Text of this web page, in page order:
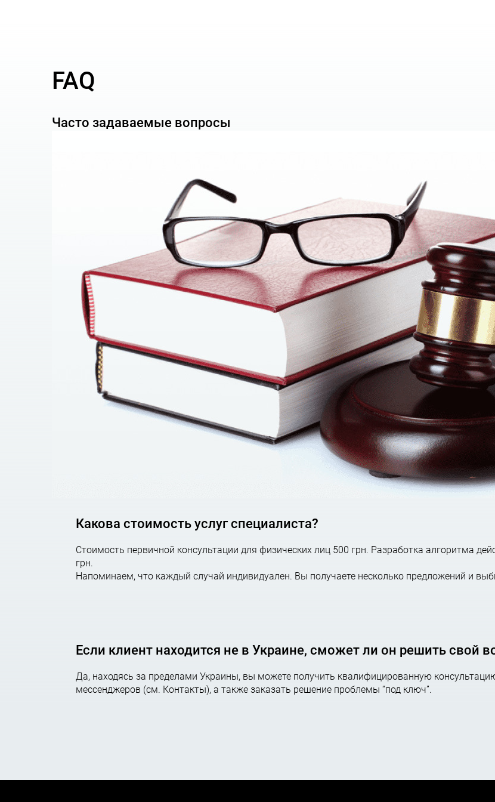
Стоимость данной услуги является договорной и оговаривается с клиентом во время
Нынешние хозяйственные отношения диктуют клиентам свои условия и предлагают все
субъекты, которые имеют отношения с иностранными контрагентами, указывают в своих
Возникают совершенно оправданные вопросы: Как обратиться в Международный
Украины? Кто может качественно представить интересы в Международном коммерческом
Украины? Как исполнить решение Международного коммерческого арбитражного суда при
Необходимые документы
все имеющиеся документы, подтверждающие право требования (контракты,
поручения S.W.I.F.T., квитанции, письма и т.д.);
выписка из реестра юридических лиц;
доверенность;
Стоимость
Стоимость услуги зависит от размера взыскиваемой суммы.
подготовка иска для обращения в суд;
оплата обязательных платежей при обращении в МКАС при ТПП Украины;
представление интересов клиента при рассмотрении дела в суд;
Споры, относящиеся к компетенции
Споры из договорных и других гражданско-правовых отношений, возникающих при
FAQ
Часто задаваемые вопросы
Какова стоимость услуг специалиста?
Стоимость первичной консультации для физических лиц 500 грн. Разработка алгоритма
грн.
Напоминаем, что каждый случай индивидуален. Вы получаете несколько предложений и
Если клиент находится не в Украине, сможет ли он решить свой
Да, находясь за пределами Украины, вы можете получить квалифицированную
мессенджеров (см. Контакты), а также заказать решение проблемы “под ключ”.